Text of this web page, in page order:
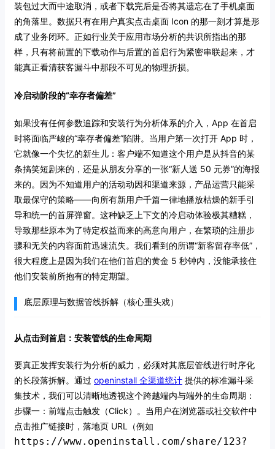
装包过大而中途取消，或者下载完后是否将其遗忘在了手机桌面
的角落里。数据只有在用户真实点击桌面 Icon 的那一刻才算是形
成了业务闭环。正如行业关于应用市场分析的共识所指出的那
样，只有将前置的下载动作与后置的首启行为紧密串联起来，才
能真正看清获客漏斗中那段不可见的物理折损。
冷启动阶段的“幸存者偏差”
如果没有任何参数追踪和安装行为分析体系的介入，App 在首启
时将面临严峻的“幸存者偏差”陷阱。当用户第一次打开 App 时，
它就像一个失忆的新生儿：客户端不知道这个用户是从抖音的某
条搞笑短剧来的，还是从朋友分享的一张“新人送 50 元券”的海报
来的。因为不知道用户的活动动因和渠道来源，产品运营只能采
取最保守的策略——向所有新用户千篇一律地播放枯燥的新手引
导和统一的首屏弹窗。这种缺乏上下文的冷启动体验极其糟糕，
导致那些原本为了特定权益而来的高意向用户，在繁琐的注册步
骤和无关的内容面前迅速流失。我们看到的所谓“新客留存率低”，
很大程度上是因为我们在他们首启的黄金 5 秒钟内，没能承接住
他们安装前所抱有的特定期望。
底层原理与数据管线拆解（核心重头戏）
从点击到首启：安装管线的生命周期
要真正发挥安装行为分析的威力，必须对其底层管线进行时序化
的长段落拆解。通过 openinstall 全渠道统计 提供的标准漏斗采
集技术，我们可以清晰地透视这个跨越端内与端外的生命周期：
步骤一：前端点击触发（Click）。当用户在浏览器或社交软件中
点击推广链接时，落地页 URL（例如
https://www.openinstall.com/share/123?